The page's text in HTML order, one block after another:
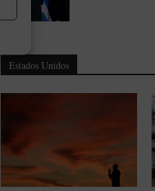
Estados Unidos